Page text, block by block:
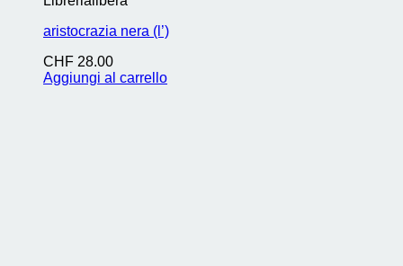
aristocrazia nera (l’)
CHF 28.00
Aggiungi al carrello